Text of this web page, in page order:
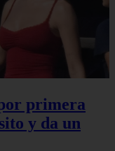
primera
y da un